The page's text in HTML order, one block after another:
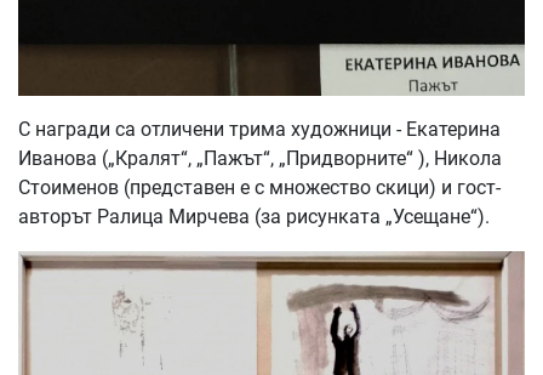
С награди са отличени трима художници - Екатерина
Иванова („Кралят“, „Пажът“, „Придворните“ ), Никола
Стоименов (представен е с множество скици) и гост-
авторът Ралица Мирчева (за рисунката „Усещане“).